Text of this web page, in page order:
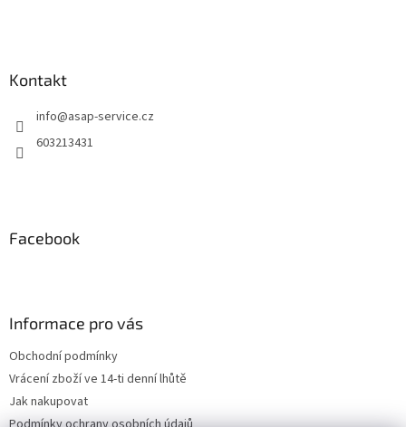
Kontakt
info@asap-service.cz
603213431
Facebook
Informace pro vás
Obchodní podmínky
Vrácení zboží ve 14-ti denní lhůtě
Jak nakupovat